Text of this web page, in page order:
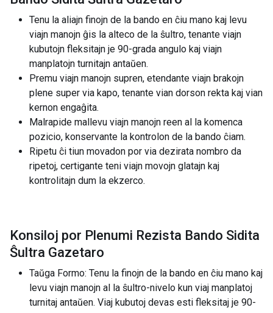
Tenu la aliajn finojn de la bando en ĉiu mano kaj levu
viajn manojn ĝis la alteco de la ŝultro, tenante viajn
kubutojn fleksitajn je 90-grada angulo kaj viajn
manplatojn turnitajn antaŭen.
Premu viajn manojn supren, etendante viajn brakojn
plene super via kapo, tenante vian dorson rekta kaj vian
kernon engaĝita.
Malrapide mallevu viajn manojn reen al la komenca
pozicio, konservante la kontrolon de la bando ĉiam.
Ripetu ĉi tiun movadon por via dezirata nombro da
ripetoj, certigante teni viajn movojn glatajn kaj
kontrolitajn dum la ekzerco.
Konsiloj por Plenumi Rezista Bando Sidita
Ŝultra Gazetaro
Taŭga Formo: Tenu la finojn de la bando en ĉiu mano kaj
levu viajn manojn al la ŝultro-nivelo kun viaj manplatoj
turnitaj antaŭen. Viaj kubutoj devas esti fleksitaj je 90-